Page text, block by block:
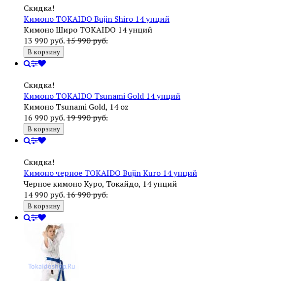
Скидка!
Кимоно TOKAIDO Bujin Shiro 14 унций
Кимоно Широ TOKAIDO 14 унций
13 990 руб.15 990 руб.
В корзину
Скидка!
Кимоно TOKAIDO Tsunami Gold 14 унций
Кимоно Tsunami Gold, 14 oz
16 990 руб.19 990 руб.
В корзину
Скидка!
Кимоно черное TOKAIDO Bujin Kuro 14 унций
Черное кимоно Куро, Токайдо, 14 унций
14 990 руб.16 990 руб.
В корзину